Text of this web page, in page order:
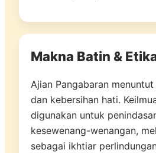
Makna Batin &
Ajian Pangabaran
dan kebersihan hati.
digunakan untuk
kesewenang-wenangan,
sebagai ikhtiar